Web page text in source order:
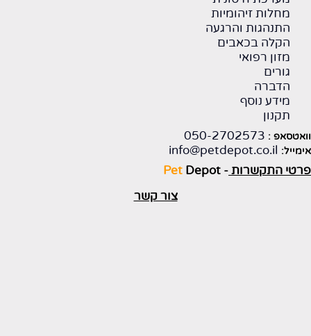
מחלות זיהומיות
התנהגות והרגעה
הקלה בכאבים
מזון רפואי
גורים
הדברה
מידע נוסף
תקנון
וואטסאפ : 050-2702573
אימייל: info@petdepot.co.il
פרטי התקשרות-
Pet Depot
צור קשר